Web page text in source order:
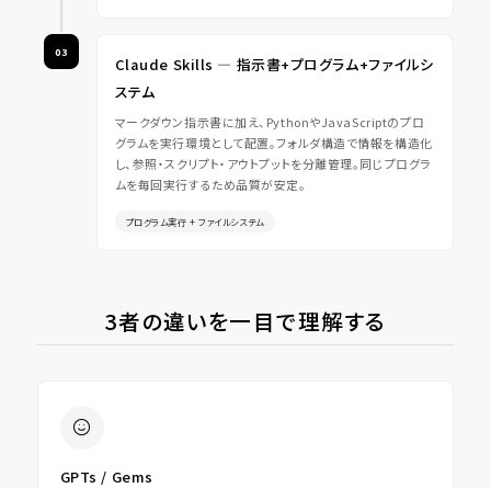
03
Claude Skills ― 指示書+プログラム+ファイルシ
ステム
マークダウン指示書に加え、PythonやJavaScriptのプロ
グラムを実行環境として配置。フォルダ構造で情報を構造化
し、参照・スクリプト・アウトプットを分離管理。同じプログラ
ムを毎回実行するため品質が安定。
プログラム実行 + ファイルシステム
3者の違いを一目で理解する
GPTs / Gems